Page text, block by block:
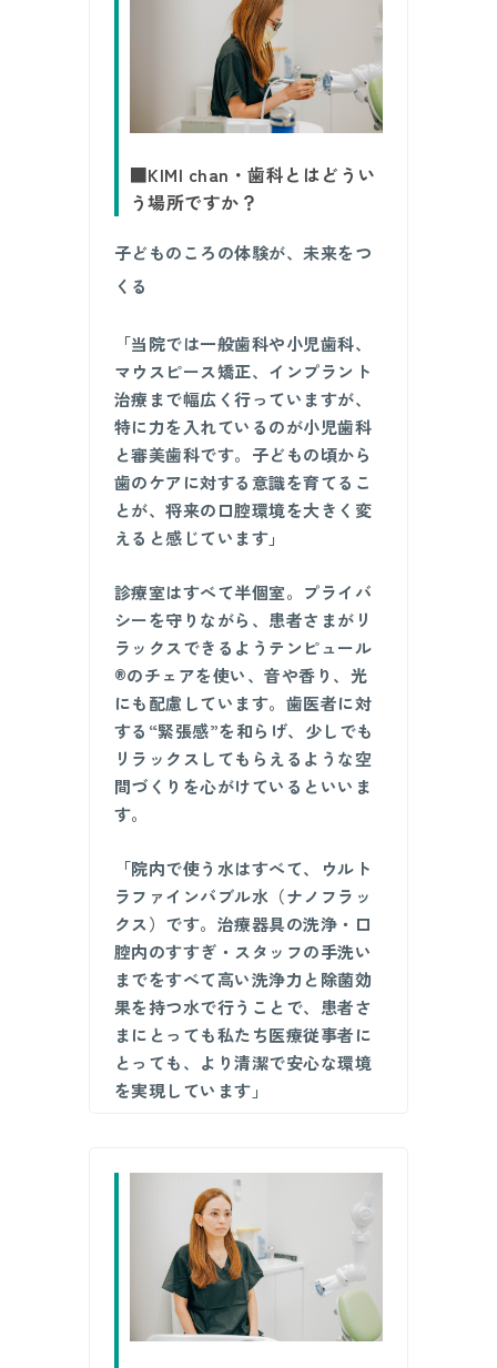
■KIMI chan・歯科とはどうい
う場所ですか？
子どものころの体験が、未来をつ
くる
「当院では一般歯科や小児歯科、
マウスピース矯正、インプラント
治療まで幅広く行っていますが、
特に力を入れているのが小児歯科
と審美歯科です。子どもの頃から
歯のケアに対する意識を育てるこ
とが、将来の口腔環境を大きく変
えると感じています」
診療室はすべて半個室。プライバ
シーを守りながら、患者さまがリ
ラックスできるようテンピュール
®のチェアを使い、音や香り、光
にも配慮しています。歯医者に対
する“緊張感”を和らげ、少しでも
リラックスしてもらえるような空
間づくりを心がけているといいま
す。
「院内で使う水はすべて、ウルト
ラファインバブル水（ナノフラッ
クス）です。治療器具の洗浄・口
腔内のすすぎ・スタッフの手洗い
までをすべて高い洗浄力と除菌効
果を持つ水で行うことで、患者さ
まにとっても私たち医療従事者に
とっても、より清潔で安心な環境
を実現しています」